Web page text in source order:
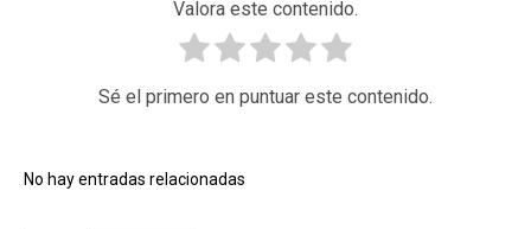
Valora este contenido.
Sé el primero en puntuar este contenido.
No hay entradas relacionadas